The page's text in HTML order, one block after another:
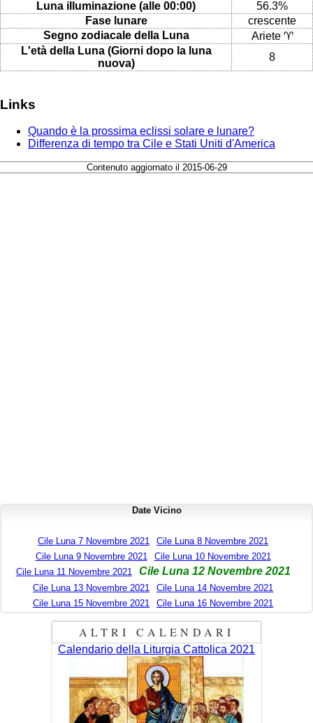
Luna illuminazione (alle 00:00)
56.3%
Fase lunare
crescente
Segno zodiacale della Luna
Ariete ♈
L'età della Luna (Giorni dopo la luna
nuova)
8
Links
Quando è la prossima eclissi solare e lunare?
Differenza di tempo tra Cile e Stati Uniti d'America
Contenuto aggiornato il 2015-06-29
Date Vicino
Cile Luna 7 Novembre 2021
Cile Luna 8 Novembre 2021
Cile Luna 9 Novembre 2021
Cile Luna 10 Novembre 2021
Cile Luna 11 Novembre 2021
Cile Luna 12 Novembre 2021
Cile Luna 13 Novembre 2021
Cile Luna 14 Novembre 2021
Cile Luna 15 Novembre 2021
Cile Luna 16 Novembre 2021
ALTRI CALENDARI
Calendario della Liturgia Cattolica 2021